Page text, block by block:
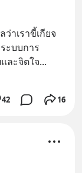
าเราขี้เกียจ
ะบบการ
ละจิตใจ
42 16